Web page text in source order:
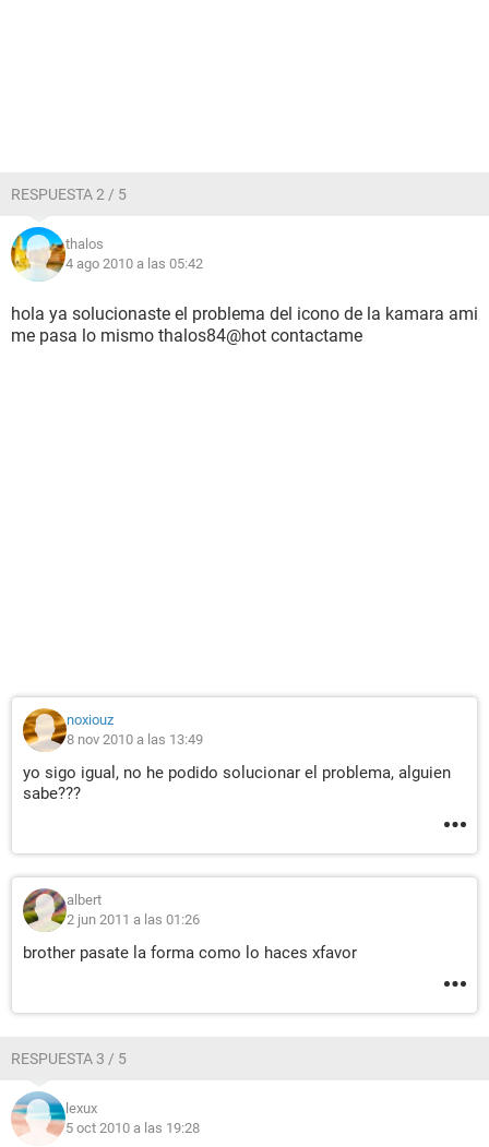
RESPUESTA 2 / 5
thalos
4 ago 2010 a las 05:42
hola ya solucionaste el problema del icono de la kamara ami
me pasa lo mismo thalos84@hot contactame
noxiouz
8 nov 2010 a las 13:49
yo sigo igual, no he podido solucionar el problema, alguien
sabe???
albert
2 jun 2011 a las 01:26
brother pasate la forma como lo haces xfavor
RESPUESTA 3 / 5
lexux
5 oct 2010 a las 19:28